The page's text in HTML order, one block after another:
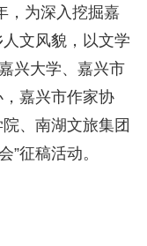
，为深入挖掘嘉
文风貌，以文学
兴大学、嘉兴市
嘉兴市作家协
、南湖文旅集团
”征稿活动。